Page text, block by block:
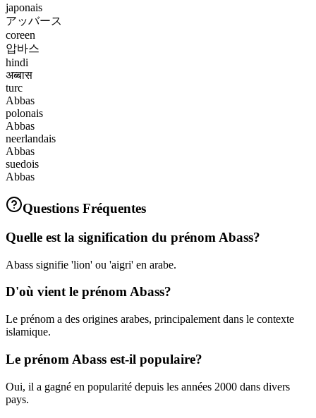
japonais
アッバース
coreen
압바스
hindi
अब्बास
turc
Abbas
polonais
Abbas
neerlandais
Abbas
suedois
Abbas
Questions Fréquentes
Quelle est la signification du prénom Abass?
Abass signifie 'lion' ou 'aigri' en arabe.
D'où vient le prénom Abass?
Le prénom a des origines arabes, principalement dans le contexte
islamique.
Le prénom Abass est-il populaire?
Oui, il a gagné en popularité depuis les années 2000 dans divers
pays.